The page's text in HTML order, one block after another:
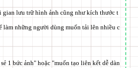
gian lưu trữ hình ảnh cũng như kích thước t
làm những người dùng muốn tải lên nhiều c
1 bức ảnh" hoặc "muốn tạo liên kết dễ dàn